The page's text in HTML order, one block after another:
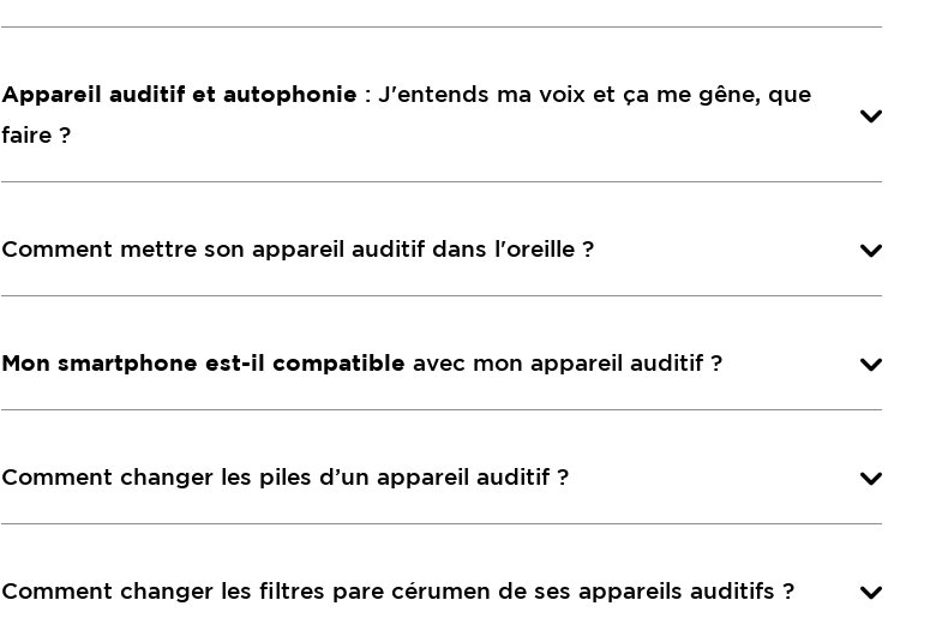
Appareil auditif et autophonie : J'entends ma voix et ça me gêne, que
faire ?
Comment mettre son appareil auditif dans l'oreille ?
Mon smartphone est-il compatible avec mon appareil auditif ?
Comment changer les piles d’un appareil auditif ?
Comment changer les filtres pare cérumen de ses appareils auditifs ?